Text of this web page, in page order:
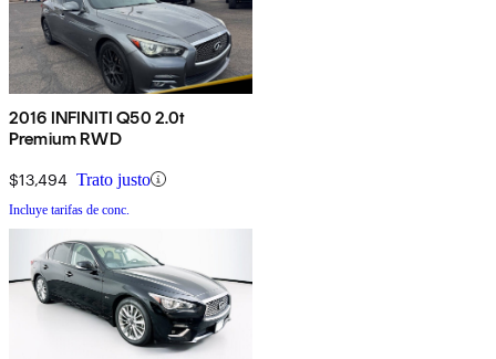
2016 INFINITI Q50 2.0t
Premium RWD
$13,494 Trato justo
Incluye tarifas de conc.